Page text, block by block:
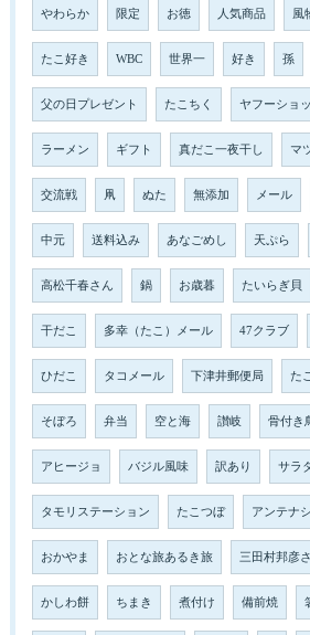
やわらか 限定 お徳 人気商品 風
たこ好き WBC 世界一 好き 孫
父の日プレゼント たこちく ヤフーショ
ラーメン ギフト 真だこ一夜干し マ
交流戦 凧 ぬた 無添加 メール
中元 送料込み あなごめし 天ぷら
高松千春さん 鍋 お歳暮 たいらぎ貝
干だこ 多幸（たこ）メール 47クラブ
ひだこ タコメール 下津井郵便局 た
そぼろ 弁当 空と海 讃岐 骨付き
アヒージョ バジル風味 訳あり サラ
タモリステーション たこつぼ アンテナ
おかやま おとな旅あるき旅 三田村邦彦
かしわ餅 ちまき 煮付け 備前焼